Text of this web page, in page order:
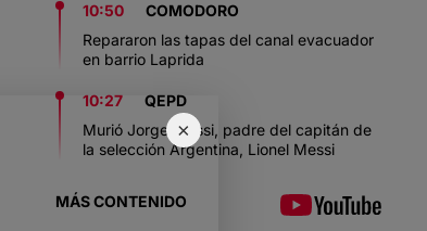
×
10:50
COMODORO
Repararon las tapas del canal evacuador
en barrio Laprida
10:27
QEPD
Murió Jorge Messi, padre del capitán de
la selección Argentina, Lionel Messi
MÁS CONTENIDO